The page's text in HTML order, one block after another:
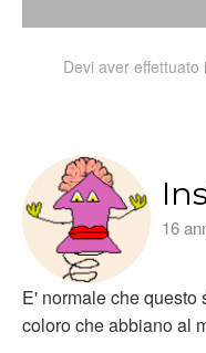
Devi aver
16
E' normale che questo
coloro che abbiano al